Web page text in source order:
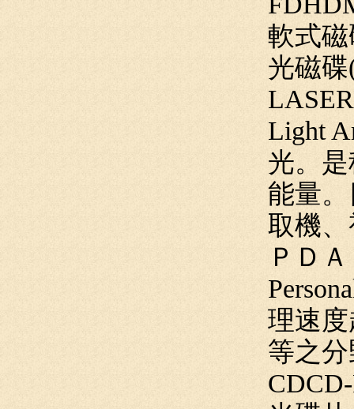
軟式
光磁碟
Light
光。
能量
取機
ＰＤ
理速
等之